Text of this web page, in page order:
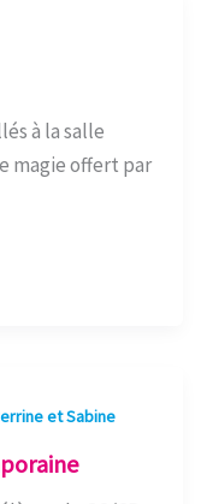
à la salle
magie offert par
et Sabine